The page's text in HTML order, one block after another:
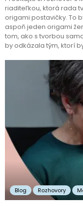
riaditeľkou, ktorá rada
origami postavičky. To
aspoň jeden origami
tom, ako s tvorbou
by odkázala tým, ktorí
Blog Rozhovory